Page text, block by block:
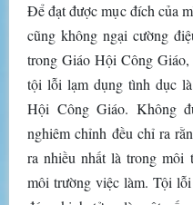
Để đạt được mục đích của
cũng không ngại cường
trong Giáo Hội Công
tội lỗi lạm dụng tình dục
Hội Công Giáo. Không
nghiêm chỉnh đều chỉ ra
ra nhiều nhất là trong môi
môi trường việc làm. Tội